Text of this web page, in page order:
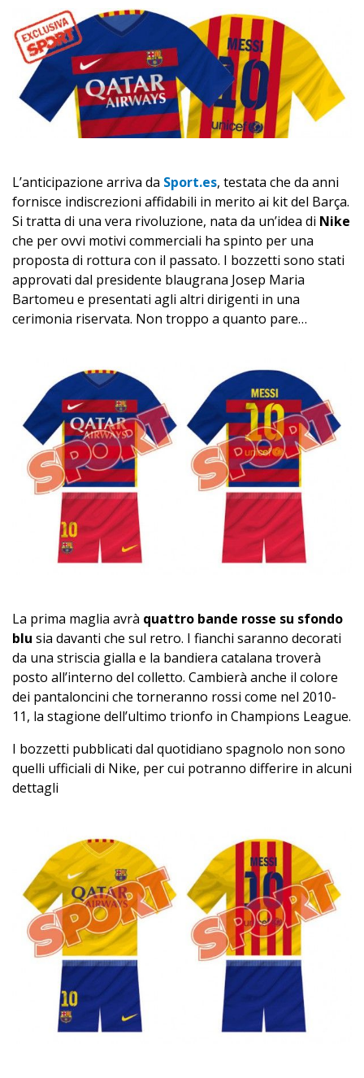
L’anticipazione arriva da Sport.es, testata che da anni
fornisce indiscrezioni affidabili in merito ai kit del Barça.
Si tratta di una vera rivoluzione, nata da un’idea di Nike
che per ovvi motivi commerciali ha spinto per una
proposta di rottura con il passato. I bozzetti sono stati
approvati dal presidente blaugrana Josep Maria
Bartomeu e presentati agli altri dirigenti in una
cerimonia riservata. Non troppo a quanto pare…
La prima maglia avrà quattro bande rosse su sfondo
blu sia davanti che sul retro. I fianchi saranno decorati
da una striscia gialla e la bandiera catalana troverà
posto all’interno del colletto. Cambierà anche il colore
dei pantaloncini che torneranno rossi come nel 2010-
11, la stagione dell’ultimo trionfo in Champions League.
I bozzetti pubblicati dal quotidiano spagnolo non sono
quelli ufficiali di Nike, per cui potranno differire in alcuni
dettagli